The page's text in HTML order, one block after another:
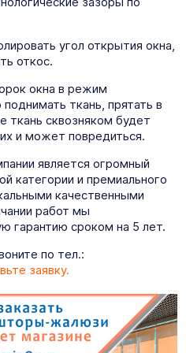
угол открытия окна,
откос.
окна в режим
ткань, прятать в
ткань сквозняком будет
и может повредиться.
является огромный
категории и премиального
качественными
работ мы
гарантию сроком на 5 лет.
по тел.:
заявку.